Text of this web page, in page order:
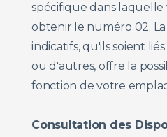
spécifique dans laquelle
obtenir le numéro 02.
indicatifs, qu'ils soient
ou d'autres, offre la
fonction de votre
Consultation des